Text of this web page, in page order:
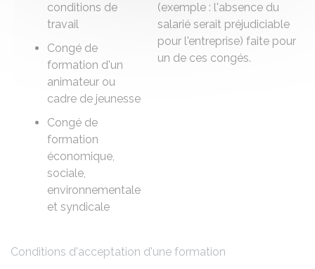
Conditions d'acceptation d'une formation
conditions de
travail
Congé de
formation d'un
animateur ou
cadre de jeunesse
Congé de
formation
économique,
sociale,
environnementale
et syndicale
(exemple : l'absence du
salarié serait préjudiciable
pour l'entreprise) faite pour
un de ces congés.